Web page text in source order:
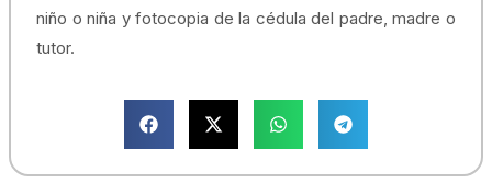
niño o niña y fotocopia de la cédula del padre, madre o
tutor.